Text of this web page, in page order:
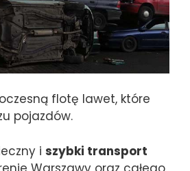
flotę lawet, które
pojazdów.
i szybki transport